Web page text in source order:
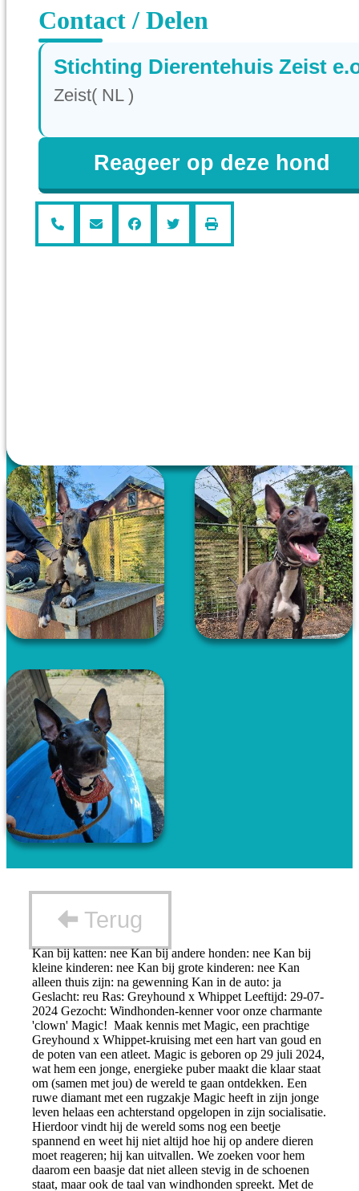
Contact / Delen
Stichting Dierentehuis Zeist
Zeist( NL )
Reageer op deze hond
Terug
Kan bij katten: nee Kan bij andere honden: nee Kan bij
kleine kinderen: nee Kan bij grote kinderen: nee Kan
alleen thuis zijn: na gewenning Kan in de auto: ja
Geslacht: reu Ras: Greyhound x Whippet Leeftijd: 29-07-
2024 Gezocht: Windhonden-kenner voor onze charmante
'clown' Magic! Maak kennis met Magic, een prachtige
Greyhound x Whippet-kruising met een hart van goud en
de poten van een atleet. Magic is geboren op 29 juli 2024,
wat hem een jonge, energieke puber maakt die klaar staat
om (samen met jou) de wereld te gaan ontdekken. Een
ruwe diamant met een rugzakje Magic heeft in zijn jonge
leven helaas een achterstand opgelopen in zijn socialisatie.
Hierdoor vindt hij de wereld soms nog een beetje
spannend en weet hij niet altijd hoe hij op andere dieren
moet reageren; hij kan uitvallen. We zoeken voor hem
daarom een baasje dat niet alleen stevig in de schoenen
staat, maar ook de taal van windhonden spreekt. Met de